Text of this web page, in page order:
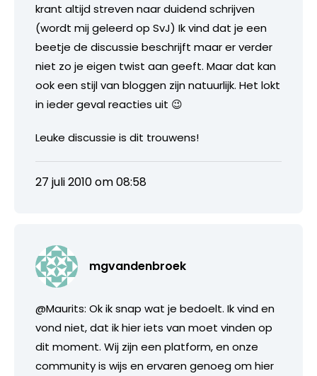
krant altijd streven naar duidend schrijven
(wordt mij geleerd op SvJ) Ik vind dat je een
beetje de discussie beschrijft maar er verder
niet zo je eigen twist aan geeft. Maar dat kan
ook een stijl van bloggen zijn natuurlijk. Het lokt
in ieder geval reacties uit 😉
Leuke discussie is dit trouwens!
27 juli 2010 om 08:58
mgvandenbroek
@Maurits: Ok ik snap wat je bedoelt. Ik vind en
vond niet, dat ik hier iets van moet vinden op
dit moment. Wij zijn een platform, en onze
community is wijs en ervaren genoeg om hier